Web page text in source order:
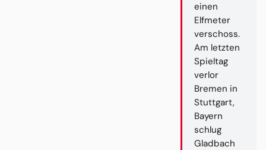
einen
Elfmeter
verschoss.
Am letzten
Spieltag
verlor
Bremen in
Stuttgart,
Bayern
schlug
Gladbach